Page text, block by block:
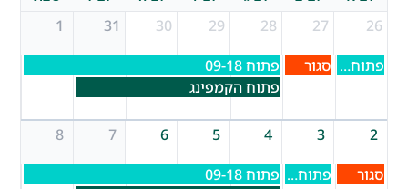
26
27
28
29
30
31
פתוח 09-18
פתוח הקמפינג
פתוח 09-17 סגור
פתוח 09-18
סגור פתוח 09-17